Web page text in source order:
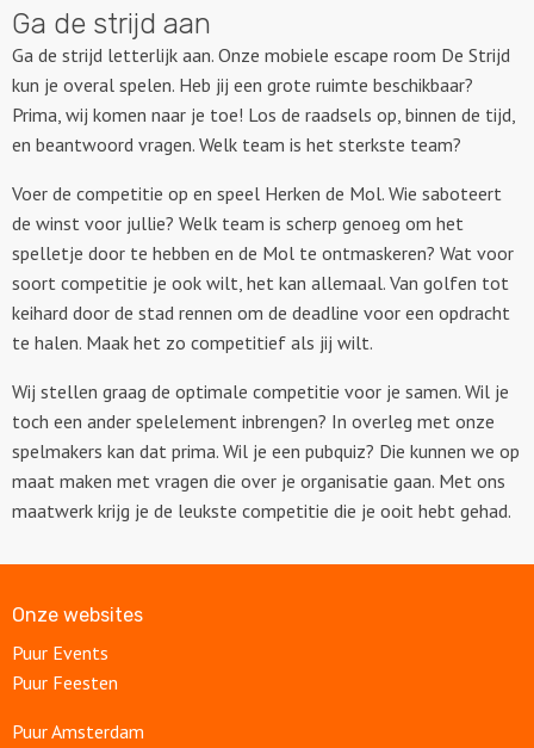
Ga de strijd aan
Ga de strijd letterlijk aan. Onze mobiele escape room De Strijd
kun je overal spelen. Heb jij een grote ruimte beschikbaar?
Prima, wij komen naar je toe! Los de raadsels op, binnen de tijd,
en beantwoord vragen. Welk team is het sterkste team?
Voer de competitie op en speel Herken de Mol. Wie saboteert
de winst voor jullie? Welk team is scherp genoeg om het
spelletje door te hebben en de Mol te ontmaskeren? Wat voor
soort competitie je ook wilt, het kan allemaal. Van golfen tot
keihard door de stad rennen om de deadline voor een opdracht
te halen. Maak het zo competitief als jij wilt.
Wij stellen graag de optimale competitie voor je samen. Wil je
toch een ander spelelement inbrengen? In overleg met onze
spelmakers kan dat prima. Wil je een pubquiz? Die kunnen we op
maat maken met vragen die over je organisatie gaan. Met ons
maatwerk krijg je de leukste competitie die je ooit hebt gehad.
Onze websites
Puur Events
Puur Feesten
Puur Amsterdam